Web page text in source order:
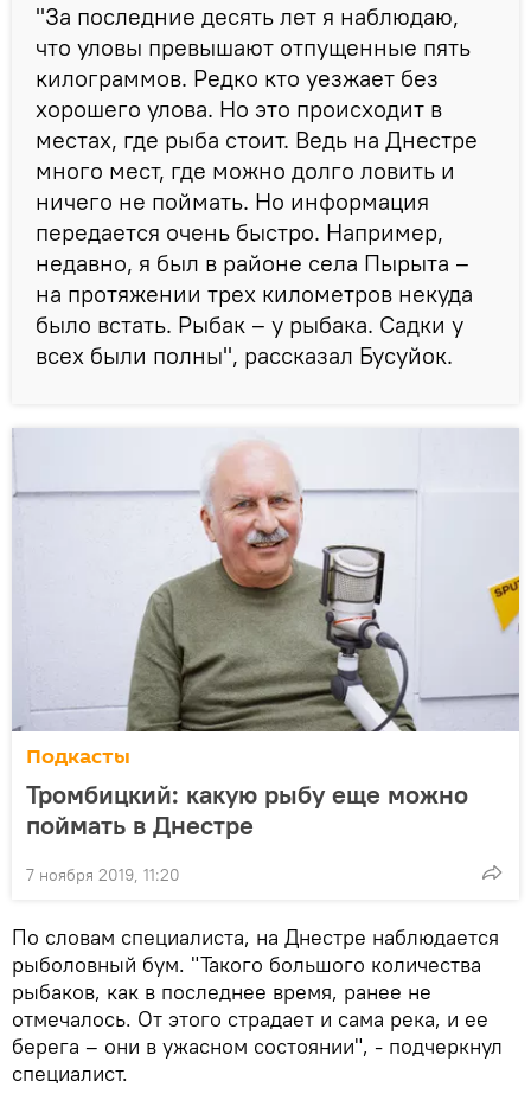
"За последние десять лет я наблюдаю,
что уловы превышают отпущенные пять
килограммов. Редко кто уезжает без
хорошего улова. Но это происходит в
местах, где рыба стоит. Ведь на Днестре
много мест, где можно долго ловить и
ничего не поймать. Но информация
передается очень быстро. Например,
недавно, я был в районе села Пырыта –
на протяжении трех километров некуда
было встать. Рыбак – у рыбака. Садки у
всех были полны", рассказал Бусуйок.
Подкасты
Тромбицкий: какую рыбу еще можно
поймать в Днестре
7 ноября 2019, 11:20
По словам специалиста, на Днестре наблюдается
рыболовный бум. "Такого большого количества
рыбаков, как в последнее время, ранее не
отмечалось. От этого страдает и сама река, и ее
берега – они в ужасном состоянии", - подчеркнул
специалист.